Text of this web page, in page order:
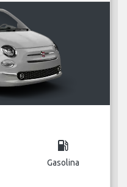
local_gas_station
Gasolina